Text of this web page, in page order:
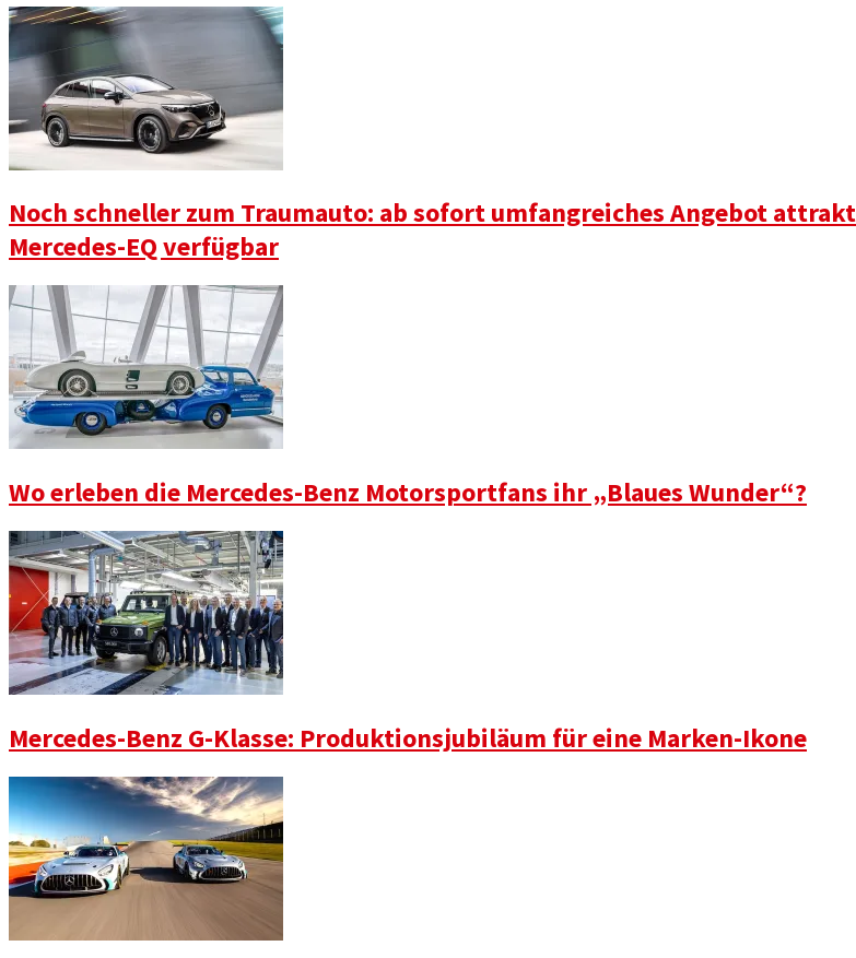
Noch schneller zum Traumauto: ab sofort umfangreiches Angebot
Mercedes-EQ verfügbar
Wo erleben die Mercedes-Benz Motorsportfans ihr „Blaues Wunder“?
Mercedes-Benz G-Klasse: Produktionsjubiläum für eine Marken-Ikone